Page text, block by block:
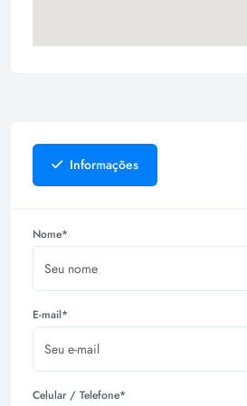
Informações
Nome*
E-mail*
Celular / Telefone*